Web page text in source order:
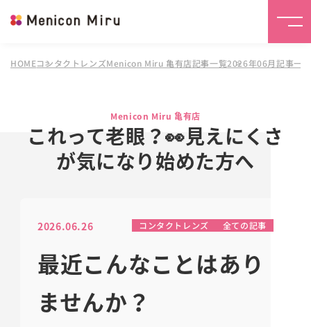
HOMEコンタクトレンズMenicon Miru 亀有店記事一覧2026年06月記事一覧
Menicon Miru 亀有店
これって老眼？👀見えにくさ
が気になり始めた方へ
2026.06.26 コンタクトレンズ 全ての記事
最近こんなことはあり
ませんか？